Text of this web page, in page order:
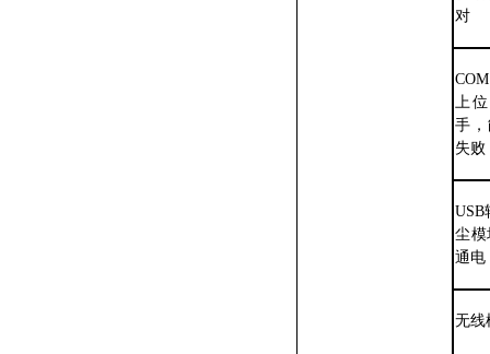
对
上
手
失败
USB
尘
通电
无线